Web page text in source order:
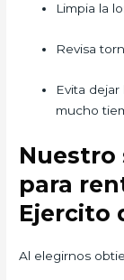
Limpia la
Revisa
Evita
mucho
Nuestro
para
Ejercito
Al elegirnos